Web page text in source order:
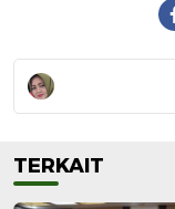
TERKAIT